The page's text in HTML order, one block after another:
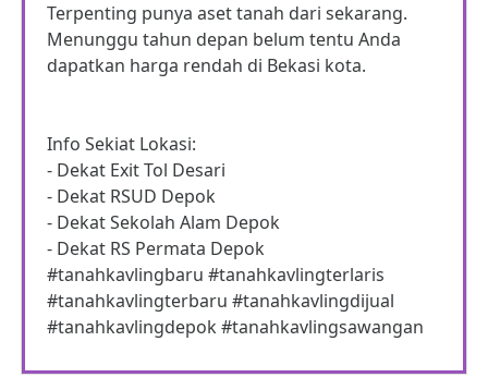
Terpenting punya aset tanah dari sekarang.
Menunggu tahun depan belum tentu Anda
dapatkan harga rendah di Bekasi kota.
Info Sekiat Lokasi:
- Dekat Exit Tol Desari
- Dekat RSUD Depok
- Dekat Sekolah Alam Depok
- Dekat RS Permata Depok
#tanahkavlingbaru #tanahkavlingterlaris
#tanahkavlingterbaru #tanahkavlingdijual
#tanahkavlingdepok #tanahkavlingsawangan